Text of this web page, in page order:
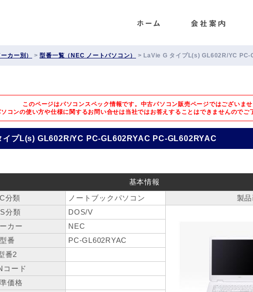
カー別） >型番一覧（NEC ノートパソコン） > LaVie G タイプL(s) GL602R/YC
このページはパソコンスペック情報です。中古パソコン販売ページではございま
コンの使い方や仕様に関するお問い合せは当社ではお答えすることはできませんのでご
イプL(s) GL602R/YC PC-GL602RYAC PC-GL602RYAC
基本情報
分類
ノートブックパソコン
製
分類
DOS/V
カー
NEC
型番
PC-GL602RYAC
番2
コード
価格